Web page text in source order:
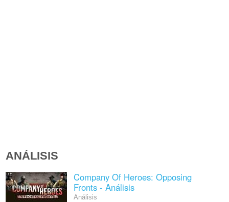
ANÁLISIS
Company Of Heroes: Opposing
Fronts - Análisis
Análisis